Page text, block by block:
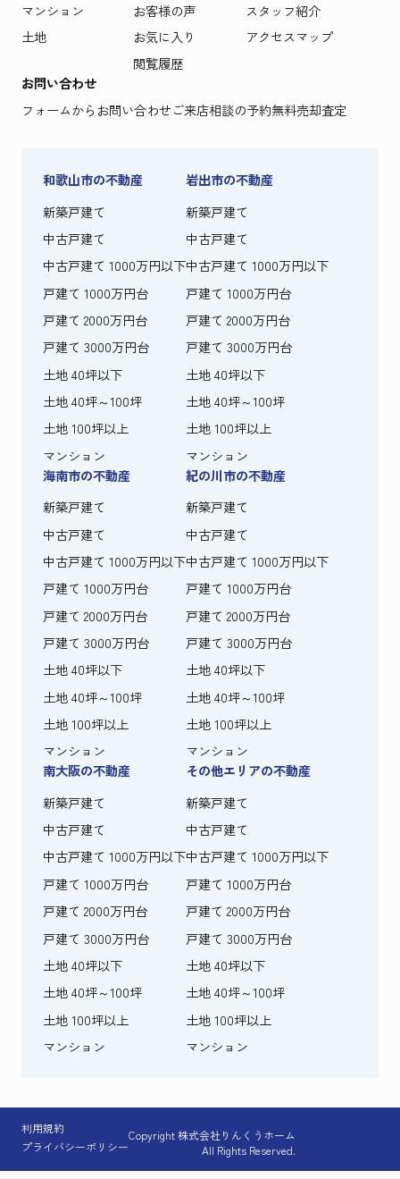
マンション
土地
お客様の声
お気に入り
閲覧履歴
スタッフ紹介
アクセスマップ
お問い合わせ
フォームからお問い合わせご来店相談の予約無料売却査定
和歌山市の不動産
新築戸建て
中古戸建て
中古戸建て 1000万円以下
戸建て 1000万円台
戸建て 2000万円台
戸建て 3000万円台
土地 40坪以下
土地 40坪～100坪
土地 100坪以上
マンション
岩出市の不動産
新築戸建て
中古戸建て
中古戸建て 1000万円以下
戸建て 1000万円台
戸建て 2000万円台
戸建て 3000万円台
土地 40坪以下
土地 40坪～100坪
土地 100坪以上
マンション
海南市の不動産
新築戸建て
中古戸建て
中古戸建て 1000万円以下
戸建て 1000万円台
戸建て 2000万円台
戸建て 3000万円台
土地 40坪以下
土地 40坪～100坪
土地 100坪以上
マンション
紀の川市の不動産
新築戸建て
中古戸建て
中古戸建て 1000万円以下
戸建て 1000万円台
戸建て 2000万円台
戸建て 3000万円台
土地 40坪以下
土地 40坪～100坪
土地 100坪以上
マンション
南大阪の不動産
新築戸建て
中古戸建て
中古戸建て 1000万円以下
戸建て 1000万円台
戸建て 2000万円台
戸建て 3000万円台
土地 40坪以下
土地 40坪～100坪
土地 100坪以上
マンション
その他エリアの不動産
新築戸建て
中古戸建て
中古戸建て 1000万円以下
戸建て 1000万円台
戸建て 2000万円台
戸建て 3000万円台
土地 40坪以下
土地 40坪～100坪
土地 100坪以上
マンション
利用規約
プライバシーポリシー
Copyright 株式会社りんくうホーム
All Rights Reserved.